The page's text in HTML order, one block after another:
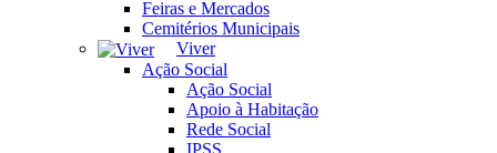
Feiras e Mercados
Cemitérios Municipais
Viver
Ação Social
Ação Social
Apoio à Habitação
Rede Social
IPSS